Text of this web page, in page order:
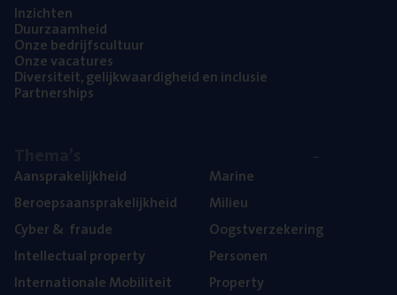
Inzich­ten
Duur­zaam­heid
Onze bedrijfs­cul­tuur
Onze vaca­tu­res
Diver­si­teit, gelijk­waar­dig­heid en inclusie
Part­ner­ships
Aan­spra­ke­lijk­heid
Beroeps­aan­spra­ke­lijk­heid
Cyber& fraude
Intel­lec­tu­al property
Inter­na­ti­o­na­le Mobiliteit
Mari­ne
Mili­eu
Oogst­ver­ze­ke­ring
Per­so­nen
Pro­per­ty